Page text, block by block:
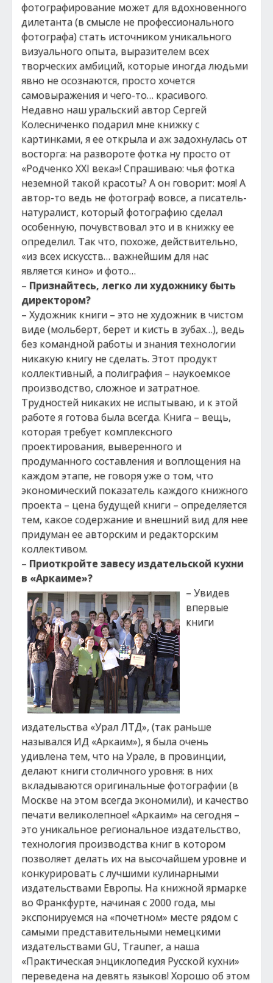
фотографирование может для вдохновенного
дилетанта (в смысле не профессионального
фотографа) стать источником уникального
визуального опыта, выразителем всех
творческих амбиций, которые иногда людьми
явно не осознаются, просто хочется
самовыражения и чего-то… красивого.
Недавно наш уральский автор Сергей
Колесниченко подарил мне книжку с
картинками, я ее открыла и аж задохнулась от
восторга: на развороте фотка ну просто от
«Родченко XXI века»! Спрашиваю: чья фотка
неземной такой красоты? А он говорит: моя! А
автор-то ведь не фотограф вовсе, а писатель-
натуралист, который фотографию сделал
особенную, почувствовал это и в книжку ее
определил. Так что, похоже, действительно,
«из всех искусств… важнейшим для нас
является кино» и фото…
– Признайтесь, легко ли художнику быть
директором?
– Художник книги – это не художник в чистом
виде (мольберт, берет и кисть в зубах…), ведь
без командной работы и знания технологии
никакую книгу не сделать. Этот продукт
коллективный, а полиграфия – наукоемкое
производство, сложное и затратное.
Трудностей никаких не испытываю, и к этой
работе я готова была всегда. Книга – вещь,
которая требует комплексного
проектирования, выверенного и
продуманного составления и воплощения на
каждом этапе, не говоря уже о том, что
экономический показатель каждого книжного
проекта – цена будущей книги – определяется
тем, какое содержание и внешний вид для нее
придуман ее авторским и редакторским
коллективом.
– Приоткройте завесу издательской кухни
в «Аркаиме»?
– Увидев
впервые
книги
издательства «Урал ЛТД», (так раньше
назывался ИД «Аркаим»), я была очень
удивлена тем, что на Урале, в провинции,
делают книги столичного уровня: в них
вкладываются оригинальные фотографии (в
Москве на этом всегда экономили), и качество
печати великолепное! «Аркаим» на сегодня –
это уникальное региональное издательство,
технология производства книг в котором
позволяет делать их на высочайшем уровне и
конкурировать с лучшими кулинарными
издательствами Европы. На книжной ярмарке
во Франкфурте, начиная с 2000 года, мы
экспонируемся на «почетном» месте рядом с
самыми представительными немецкими
издательствами GU, Trauner, а наша
«Практическая энциклопедия Русской кухни»
переведена на девять языков! Хорошо об этом